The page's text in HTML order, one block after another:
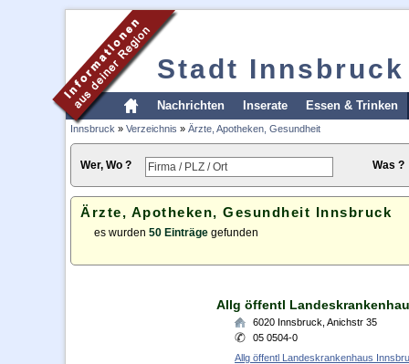
Stadt Innsbruck
Nachrichten Inserate Essen & Trinken
Innsbruck » Verzeichnis » Ärzte, Apotheken, Gesundheit
Wer, Wo ? Was ?
Ärzte, Apotheken, Gesundheit Innsbruck
es wurden 50 Einträge gefunden
Allg öffentl
6020 Innsbruck Anichstr 35
05 0504-0
Allg öffentl Landeskrankenhaus